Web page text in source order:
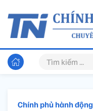
Chính phủ hành động